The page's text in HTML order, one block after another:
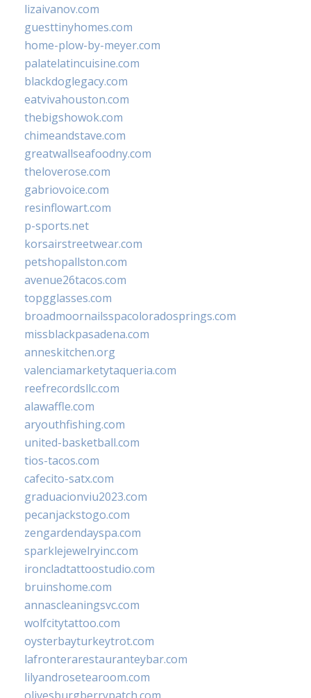
lizaivanov.com
guesttinyhomes.com
home-plow-by-meyer.com
palatelatincuisine.com
blackdoglegacy.com
eatvivahouston.com
thebigshowok.com
chimeandstave.com
greatwallseafoodny.com
theloverose.com
gabriovoice.com
resinflowart.com
p-sports.net
korsairstreetwear.com
petshopallston.com
avenue26tacos.com
topgglasses.com
broadmoornailsspacoloradosprings.com
missblackpasadena.com
anneskitchen.org
valenciamarketytaqueria.com
reefrecordsllc.com
alawaffle.com
aryouthfishing.com
united-basketball.com
tios-tacos.com
cafecito-satx.com
graduacionviu2023.com
pecanjackstogo.com
zengardendayspa.com
sparklejewelryinc.com
ironcladtattoostudio.com
bruinshome.com
annascleaningsvc.com
wolfcitytattoo.com
oysterbayturkeytrot.com
lafronterarestauranteybar.com
lilyandrosetearoom.com